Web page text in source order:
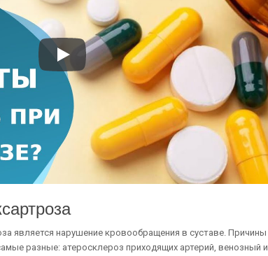
является нарушение кровообращения в суставе. Причины
разные: атеросклероз приходящих артерий, венозный и